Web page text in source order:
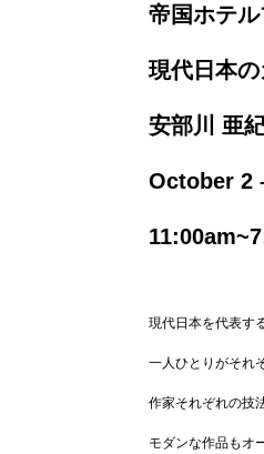
帝国ホテ
現代日本
安部川 亜
October 2
現代日本を代表す
一人ひとりがそれ
作家それぞれの技
モダンな作品もオ